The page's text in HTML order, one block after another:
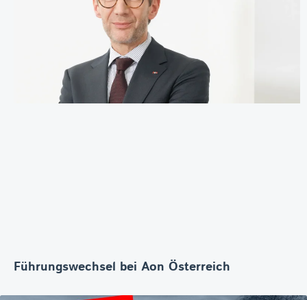
Führungswechsel bei Aon Österreich